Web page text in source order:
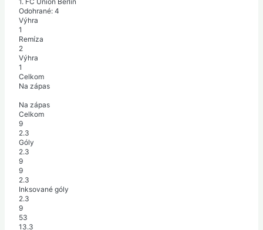
Odohrané: 4
Výhra
1
Remíza
2
Výhra
1
Celkom
Na zápas
Na zápas
Celkom
9
2.3
Góly
2.3
9
9
2.3
Inksované góly
2.3
9
53
13.3